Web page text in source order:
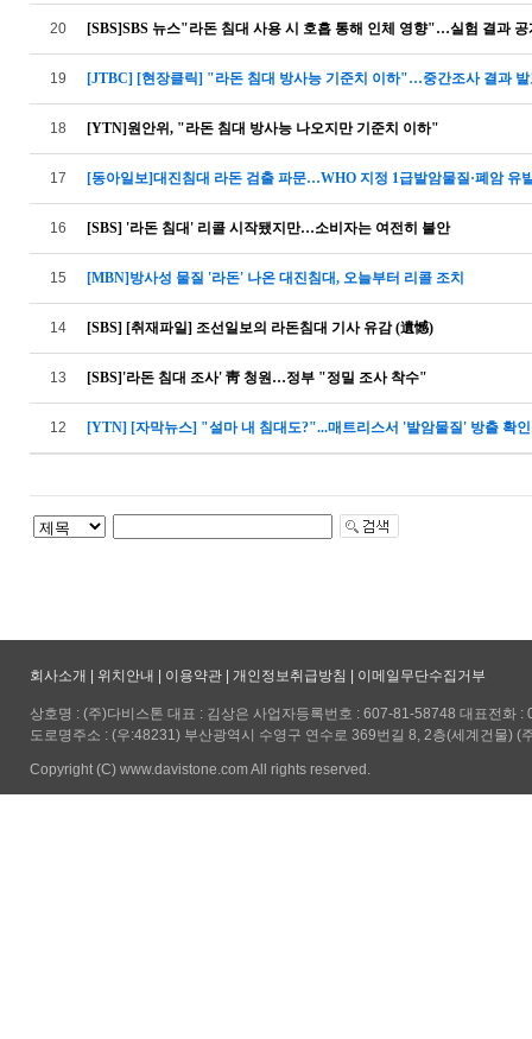
20 [SBS]SBS 뉴스"라돈 침대 사용 시 호흡 통해 인체 영향"…실험 결과 공
19 [JTBC] [현장클릭] "라돈 침대 방사능 기준치 이하"…중간조사 결과 발
18 [YTN]원안위, "라돈 침대 방사능 나오지만 기준치 이하"
17 [동아일보]대진침대 라돈 검출 파문…WHO 지정 1급발암물질·폐암 유
16 [SBS] '라돈 침대' 리콜 시작됐지만…소비자는 여전히 불안
15 [MBN]방사성 물질 '라돈' 나온 대진침대, 오늘부터 리콜 조치
14 [SBS] [취재파일] 조선일보의 라돈침대 기사 유감 (遺憾)
13 [SBS]'라돈 침대 조사' 靑 청원…정부 "정밀 조사 착수"
12 [YTN] [자막뉴스] "설마 내 침대도?"...매트리스서 '발암물질' 방출 확인
회사소개 위치안내 이용약관 개인정보취급방침 이메일무단수집거부
상호명 : (주)다비스톤 대표 : 김상은 사업자등록번호 : 607-81-58748 대표전화
도로명주소 : (우:48231) 부산광역시 수영구 연수로 369번길 8, 2층(세계건물)
Copyright (C) www.davistone.com All rights reserved.